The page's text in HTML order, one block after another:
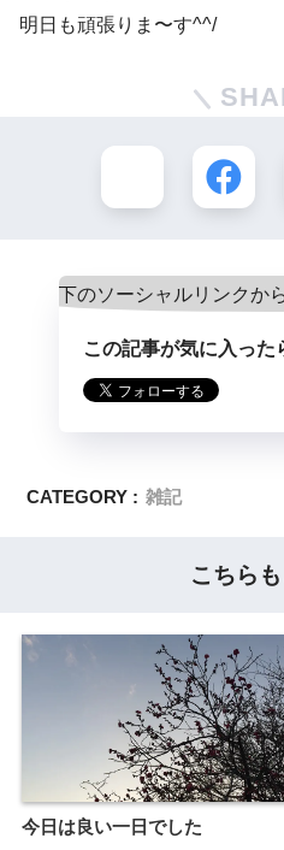
明日も頑張りま〜す^^/
この記事が気に入った
CATEGORY : 雑記
こちら
今日は良い一日でした